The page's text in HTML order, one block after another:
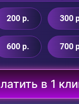
200 р. 300
600 р. 700
в 1